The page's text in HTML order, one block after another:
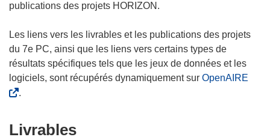
publications des projets HORIZON.
Les liens vers les livrables et les publications des projets
du 7e PC, ainsi que les liens vers certains types de
résultats spécifiques tels que les jeux de données et les
logiciels, sont récupérés dynamiquement sur OpenAIRE
.
Livrables